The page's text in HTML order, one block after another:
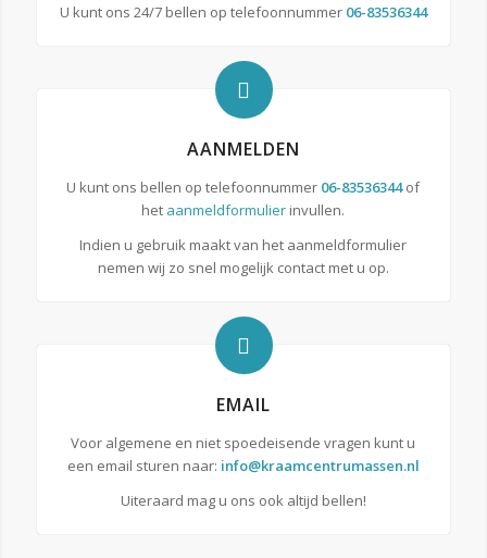
U kunt ons 24/7 bellen op telefoonnummer 06-83536344
AANMELDEN
U kunt ons bellen op telefoonnummer 06-83536344of
het aanmeldformulier invullen.
Indien u gebruik maakt van het aanmeldformulier
nemen wij zo snel mogelijk contact met u op.
EMAIL
Voor algemene en niet spoedeisende vragen kunt u
een email sturen naar: info@kraamcentrumassen.nl
Uiteraard mag u ons ook altijd bellen!